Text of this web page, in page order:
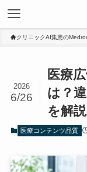
クリニックAI集患の
医療
は？
を解説
2026
6/26
医療コンテンツ品質